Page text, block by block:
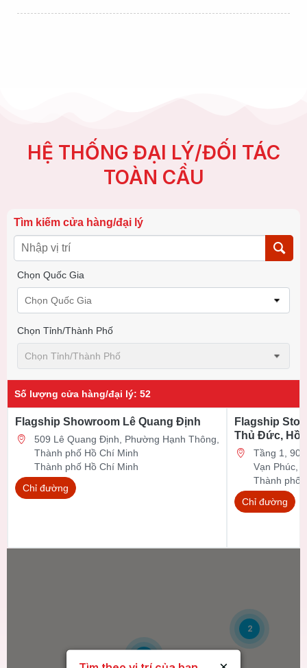
HỆ THỐNG ĐẠI LÝ/ĐỐI TÁC
TOÀN CẦU
Tìm kiếm cửa hàng/đại lý
Chọn Quốc Gia
Chọn Quốc Gia
Chọn Tỉnh/thành Phố
Chọn Tỉnh/thành Phố
Số lượng cửa hàng/đại lý: 52
Flagship Showroom Lê Quang Định
509 Lê Quang Định, Phường Hạnh Thông,
Thành phố Hồ Chí Minh
Thành phố Hồ Chí Minh
Chỉ đường
Flagship
Thủ Đức, Hồ
Tầng 1, 90
Vạn Phúc,
Thành phố
Chỉ đường
2